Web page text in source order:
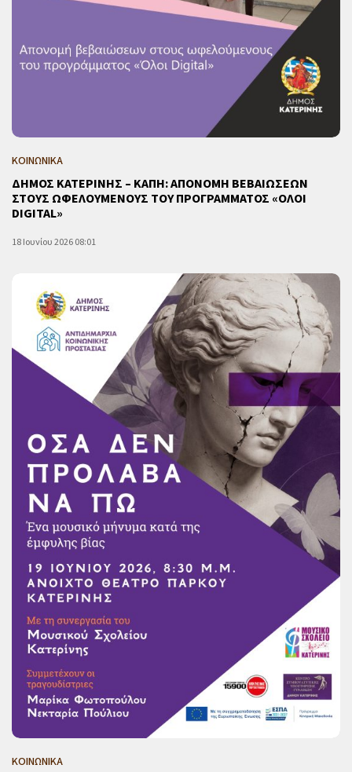
ΚΟΙΝΩΝΙΚΑ
ΔΗΜΟΣ ΚΑΤΕΡΙΝΗΣ – ΚΑΠΗ: ΑΠΟΝΟΜΗ ΒΕΒΑΙΩΣΕΩΝ
ΣΤΟΥΣ ΩΦΕΛΟΥΜΕΝΟΥΣ ΤΟΥ ΠΡΟΓΡΑΜΜΑΤΟΣ «ΟΛΟΙ
DIGITAL»
18 Ιουνίου 2026 08:01
ΚΟΙΝΩΝΙΚΑ